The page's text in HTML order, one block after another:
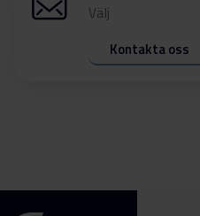
Välj
Kontakta oss